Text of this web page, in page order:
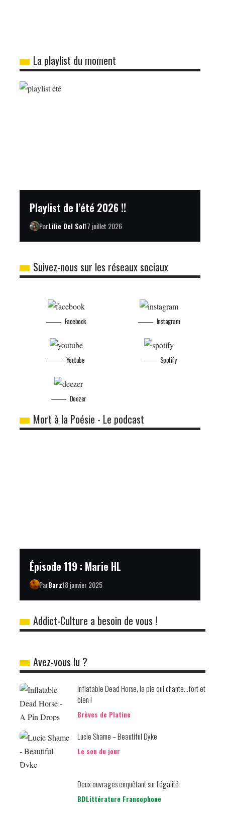
La playlist du moment
Playlist de l’été 2026 !!
ParLilie Del Sol17 juillet 2026
Suivez-nous sur les réseaux sociaux
Facebook
Youtube
Instagram
Spotify
Deezer
Mort à la Poésie - Le podcast
Épisode 119 : Marie HL
ParBarz18 janvier 2025
Addict-Culture a besoin de vous !
Avez-vous lu ?
Inflatable Dead Horse, la pie qui chante…fort et
bien !
Brèves de Platine
Lucie Shame – Beautiful Dyke
Le son du jour
Deux ouvrages enquêtant sur l’égalité
BDLittérature Francophone